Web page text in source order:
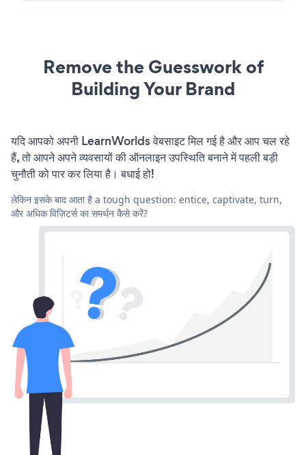
Remove the Guesswork of
Building Your Brand
यदि आपको अपनी LearnWorlds वेबसाइट मिल गई है और आप चल रहे
हैं, तो आपने अपने व्यवसायों की ऑनलाइन उपस्थिति बनाने में पहली बड़ी
चुनौती को पार कर लिया है। बधाई हो!
लेकिन इसके बाद आता है a tough question: entice, captivate, turn,
और अधिक विज़िटर्स का समर्थन कैसे करें?